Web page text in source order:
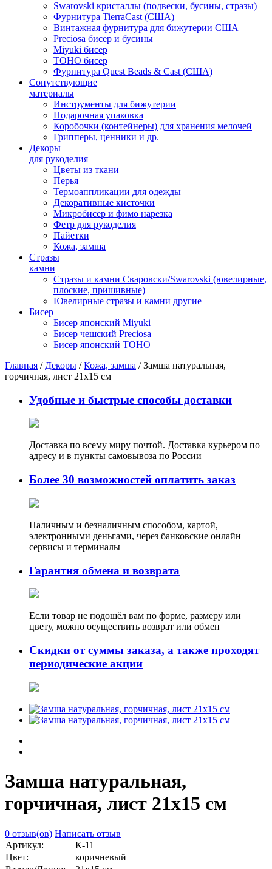
Swarovski кристаллы (подвески, бусины, стразы)
Фурнитура TierraCast (США)
Винтажная фурнитура для бижутерии США
Preciosa бисер и бусины
Miyuki бисер
TOHO бисер
Фурнитура Quest Beads & Cast (США)
Сопутствующие
материалы
Инструменты для бижутерии
Подарочная упаковка
Коробочки (контейнеры) для хранения мелочей
Грипперы, ценники и др.
Декоры
для рукоделия
Цветы из ткани
Перья
Термоаппликации для одежды
Декоративные кисточки
Микробисер и фимо нарезка
Фетр для рукоделия
Пайетки
Кожа, замша
Стразы
камни
Стразы и камни Сваровски/Swarovski (ювелирные,
плоские, пришивные)
Ювелирные стразы и камни другие
Бисер
Бисер японский Miyuki
Бисер чешский Preciosa
Бисер японский TOHO
Главная / Декоры /Кожа, замша / Замша натуральная,
горчичная, лист 21х15 см
Удобные и быстрые способы доставки
Доставка по всему миру почтой. Доставка курьером по
адресу и в пункты самовывоза по России
Более 30 возможностей оплатить заказ
Наличным и безналичным способом, картой,
электронными деньгами, через банковские онлайн
сервисы и терминалы
Гарантия обмена и возврата
Если товар не подошёл вам по форме, размеру или
цвету, можно осуществить возврат или обмен
Скидки от суммы заказа, а также проходят
периодические акции
Замша натуральная,
горчичная, лист 21х15 см
0 отзыв(ов) Написать отзыв
Артикул:
К-11
Цвет:
коричневый